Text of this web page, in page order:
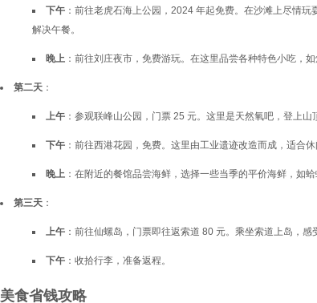
下午 ：前往老虎石海上公园，2024 年起免费。在沙滩上尽情
解决午餐。
晚上 ：前往刘庄夜市，免费游玩。在这里品尝各种特色小吃，
第二天 ：
上午 ：参观联峰山公园，门票 25 元。这里是天然氧吧，登上山
下午 ：前往西港花园，免费。这里由工业遗迹改造而成，适合
晚上 ：在附近的餐馆品尝海鲜，选择一些当季的平价海鲜，如
第三天 ：
上午 ：前往仙螺岛，门票即往返索道 80 元。乘坐索道上岛，
下午 ：收拾行李，准备返程。
美食省钱攻略